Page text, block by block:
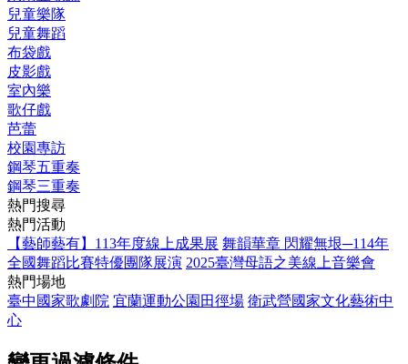
兒童樂隊
兒童舞蹈
布袋戲
皮影戲
室內樂
歌仔戲
芭蕾
校園專訪
鋼琴五重奏
鋼琴三重奏
熱門搜尋
熱門活動
【藝師藝有】113年度線上成果展 舞韻華章 閃耀無垠─114年
全國舞蹈比賽特優團隊展演 2025臺灣母語之美線上音樂會
熱門場地
臺中國家歌劇院 宜蘭運動公園田徑場 衛武營國家文化藝術中
心